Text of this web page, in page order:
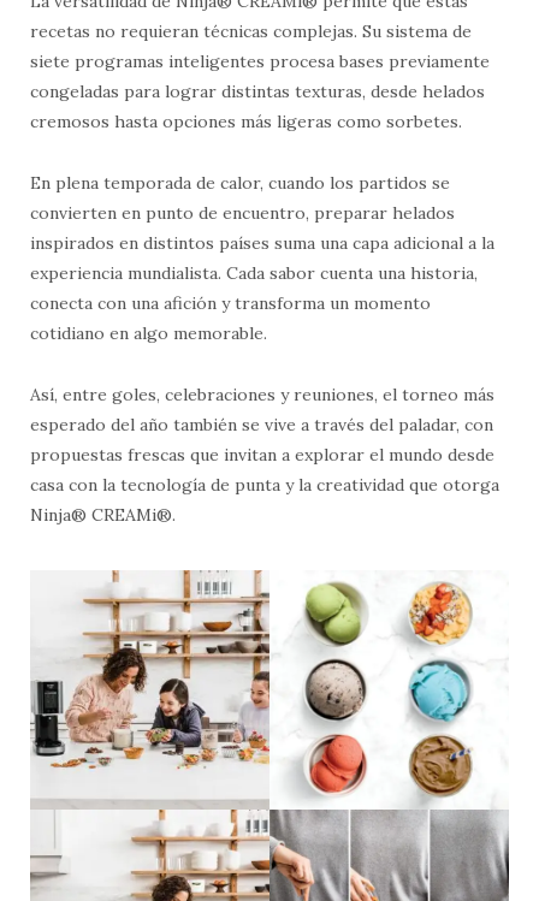
recetas no requieran técnicas complejas. Su sistema de
siete programas inteligentes procesa bases previamente
congeladas para lograr distintas texturas, desde helados
cremosos hasta opciones más ligeras como sorbetes.
En plena temporada de calor, cuando los partidos se
convierten en punto de encuentro, preparar helados
inspirados en distintos países suma una capa adicional a la
experiencia mundialista. Cada sabor cuenta una historia,
conecta con una afición y transforma un momento
cotidiano en algo memorable.
Así, entre goles, celebraciones y reuniones, el torneo más
esperado del año también se vive a través del paladar, con
propuestas frescas que invitan a explorar el mundo desde
casa con la tecnología de punta y la creatividad que otorga
Ninja® CREAMi®.